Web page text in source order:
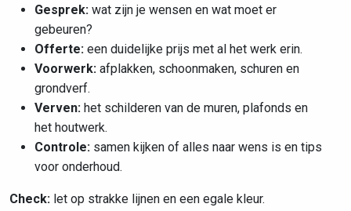
Gesprek: wat zijn je wensen en wat moet er
gebeuren?
Offerte: een duidelijke prijs met al het werk erin.
Voorwerk: afplakken, schoonmaken, schuren en
grondverf.
Verven: het schilderen van de muren, plafonds en
het houtwerk.
Controle: samen kijken of alles naar wens is en tips
voor onderhoud.
Check: let op strakke lijnen en een egale kleur.